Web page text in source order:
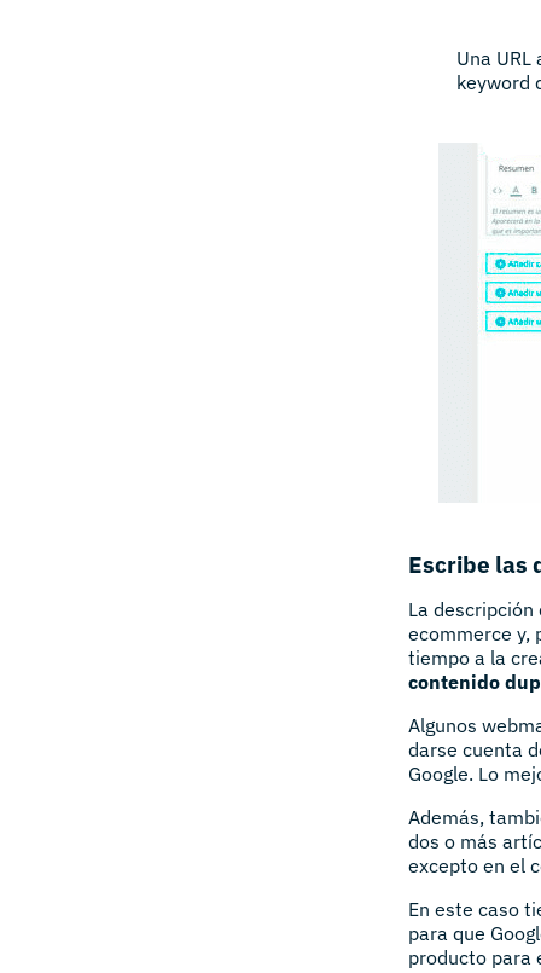
Una
keyword
Escribe las
La descripción
ecommerce y,
tiempo a la
contenido
Algunos
darse cuenta
Google. Lo
Además,
dos o más
excepto en el
En este caso
para que
producto para